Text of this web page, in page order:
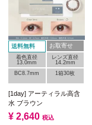
送料無料 お取寄せ
着色直径
13.0mm
レンズ直径
14.2mm
BC8.7mm
1箱30枚
[1day] アーティラル高含
水 ブラウン
¥ 2,640 税込